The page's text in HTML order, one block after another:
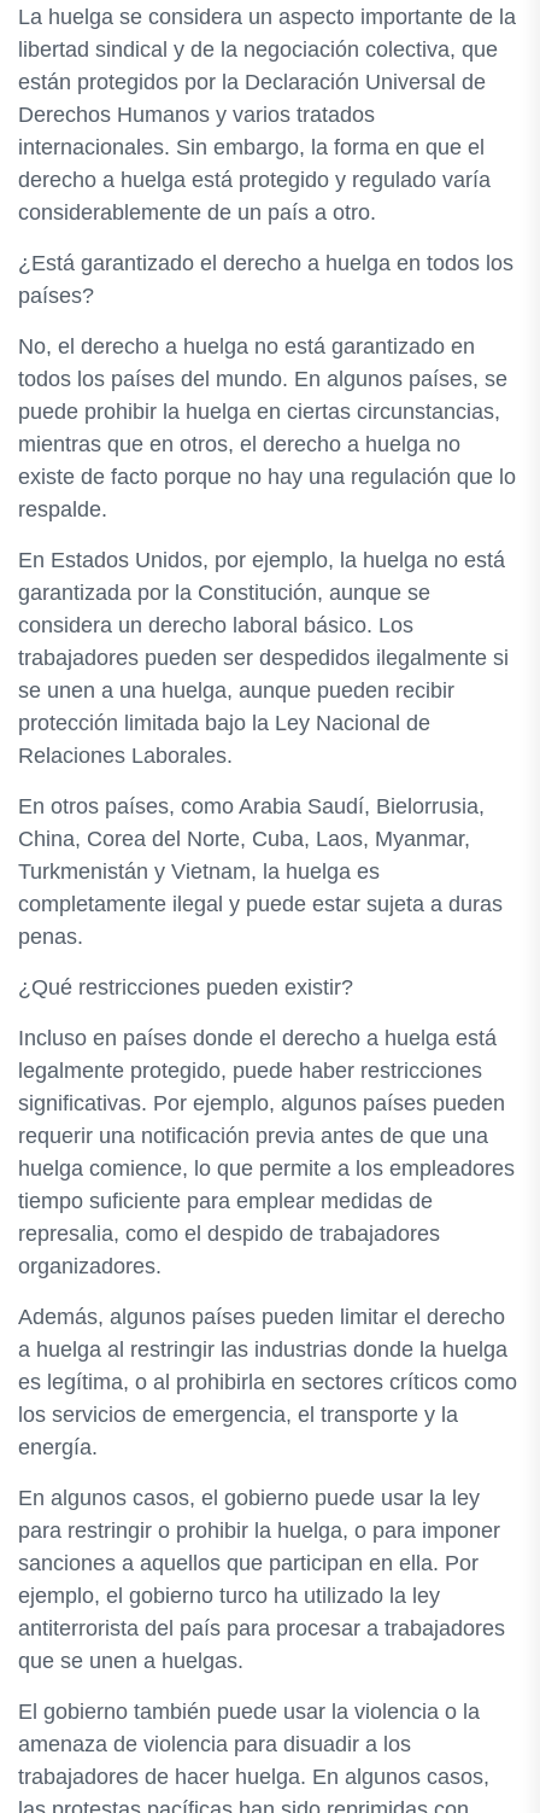
La huelga se considera un aspecto importante de la
libertad sindical y de la negociación colectiva, que
están protegidos por la Declaración Universal de
Derechos Humanos y varios tratados
internacionales. Sin embargo, la forma en que el
derecho a huelga está protegido y regulado varía
considerablemente de un país a otro.
¿Está garantizado el derecho a huelga en todos los
países?
No, el derecho a huelga no está garantizado en
todos los países del mundo. En algunos países, se
puede prohibir la huelga en ciertas circunstancias,
mientras que en otros, el derecho a huelga no
existe de facto porque no hay una regulación que lo
respalde.
En Estados Unidos, por ejemplo, la huelga no está
garantizada por la Constitución, aunque se
considera un derecho laboral básico. Los
trabajadores pueden ser despedidos ilegalmente si
se unen a una huelga, aunque pueden recibir
protección limitada bajo la Ley Nacional de
Relaciones Laborales.
En otros países, como Arabia Saudí, Bielorrusia,
China, Corea del Norte, Cuba, Laos, Myanmar,
Turkmenistán y Vietnam, la huelga es
completamente ilegal y puede estar sujeta a duras
penas.
¿Qué restricciones pueden existir?
Incluso en países donde el derecho a huelga está
legalmente protegido, puede haber restricciones
significativas. Por ejemplo, algunos países pueden
requerir una notificación previa antes de que una
huelga comience, lo que permite a los empleadores
tiempo suficiente para emplear medidas de
represalia, como el despido de trabajadores
organizadores.
Además, algunos países pueden limitar el derecho
a huelga al restringir las industrias donde la huelga
es legítima, o al prohibirla en sectores críticos como
los servicios de emergencia, el transporte y la
energía.
En algunos casos, el gobierno puede usar la ley
para restringir o prohibir la huelga, o para imponer
sanciones a aquellos que participan en ella. Por
ejemplo, el gobierno turco ha utilizado la ley
antiterrorista del país para procesar a trabajadores
que se unen a huelgas.
El gobierno también puede usar la violencia o la
amenaza de violencia para disuadir a los
trabajadores de hacer huelga. En algunos casos,